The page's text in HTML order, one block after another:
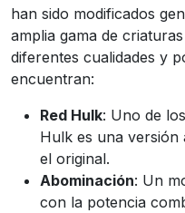
han sido modificados
amplia gama de
diferentes cualidades y
encuentran:
Red Hulk: Uno de
Hulk es una versión
el original.
Abominación: Un
con la potencia